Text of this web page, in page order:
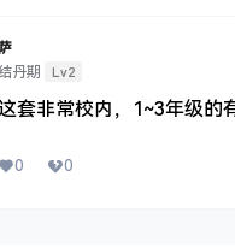
结丹期
Lv2
套非常校内，1~3年级的
0 0